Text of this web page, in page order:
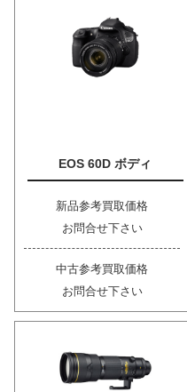
EOS 60D ボディ
新品参考買取価格
お問合せ下さい
中古参考買取価格
お問合せ下さい